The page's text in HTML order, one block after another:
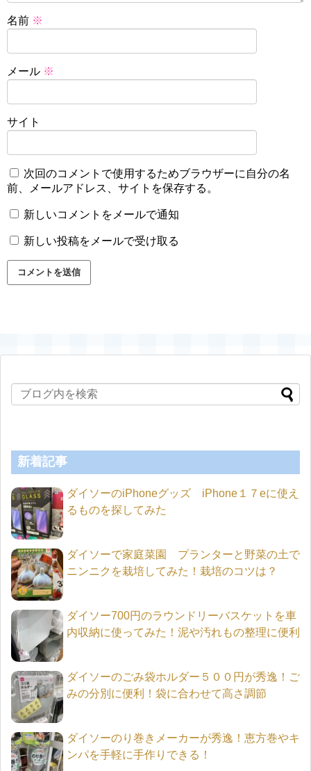
名前 ※
メール ※
サイト
次回のコメントで使用するためブラウザーに自分の名
前、メールアドレス、サイトを保存する。
新しいコメントをメールで通知
新しい投稿をメールで受け取る
新着記事
ダイソーのiPhoneグッズ iPhone１７eに使え
るものを探してみた
ダイソーで家庭菜園 プランターと野菜の土で
ニンニクを栽培してみた！栽培のコツは？
ダイソー700円のラウンドリーバスケットを車
内収納に使ってみた！泥や汚れもの整理に便利
ダイソーのごみ袋ホルダー５００円が秀逸！ご
みの分別に便利！袋に合わせて高さ調節
ダイソーのり巻きメーカーが秀逸！恵方巻やキ
ンパを手軽に手作りできる！